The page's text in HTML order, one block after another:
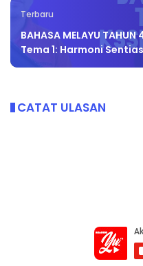
Terbaru
BAHASA MELAYU TAHUN
Tema 1: Harmoni
CATAT ULASAN